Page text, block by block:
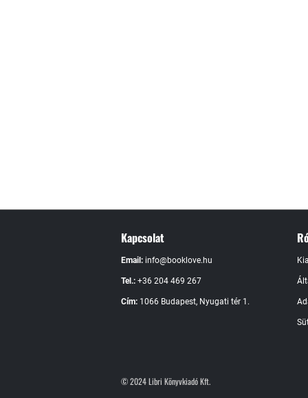
Kapcsolat
Email: info@booklove.hu
Tel.: +36 204 469 267
Cím: 1066 Budapest, Nyugati tér 1.
© 2024 Libri Könyvkiadó Kft.